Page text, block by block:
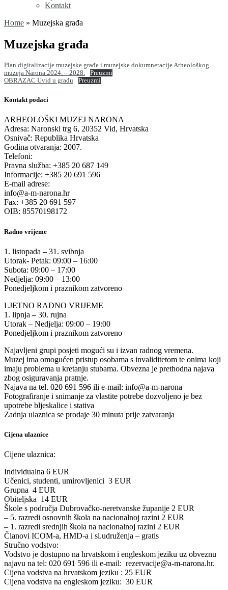
Kontakt
Home » Muzejska građa
Muzejska građa
Plan digitalizacije muzejske građe i muzejske dokumnetacije Arheološkog
muzeja Narona 2024. – 2028.
Preuzmi
OBRAZAC Uvid u građu
Preuzmi
Kontakt podaci
ARHEOLOŠKI MUZEJ NARONA
Adresa: Naronski trg 6, 20352 Vid, Hrvatska
Osnivač: Republika Hrvatska
Godina otvaranja: 2007.
Telefoni:
Pravna služba: +385 20 687 149
Informacije: +385 20 691 596
E-mail adrese:
info@a-m-narona.hr
Fax: +385 20 691 597
OIB: 85570198172
Radno vrijeme
1. listopada – 31. svibnja
Utorak- Petak: 09:00 – 16:00
Subota: 09:00 – 17:00
Nedjelja: 09:00 – 13:00
Ponedjeljkom i praznikom zatvoreno
LJETNO RADNO VRIJEME
1. lipnja – 30. rujna
Utorak – Nedjelja: 09:00 – 19:00
Ponedjeljkom i praznikom zatvoreno
Najavljeni grupi posjeti mogući su i izvan radnog vremena.
Muzej ima omogućen pristup osobama s invaliditetom te onima koji
imaju problema u kretanju stubama. Obvezna je prethodna najava
zbog osiguravanja pratnje.
Najava na tel. 020 691 596 ili e-mail: info@a-m-narona
Fotografiranje i snimanje za vlastite potrebe dozvoljeno je bez
upotrebe bljeskalice i stativa
Zadnja ulaznica se prodaje 30 minuta prije zatvaranja
Cijena ulaznice
Cijene ulaznica:
Individualna 6 EUR
Učenici, studenti, umirovljenici 3 EUR
Grupna 4 EUR
Obiteljska 14 EUR
Škole s područja Dubrovačko-neretvanske županije 2 EUR
– 5. razredi osnovnih škola na nacionalnoj razini 2 EUR
– 1. razredi srednjih škola na nacionalnoj razini 2 EUR
Članovi ICOM-a, HMD-a i sl.udruženja – gratis
Stručno vodstvo:
Vodstvo je dostupno na hrvatskom i engleskom jeziku uz obveznu
najavu na tel: 020 691 596 ili e-mail: rezervacije@a-m-narona.hr.
Cijena vodstva na hrvatskom jeziku : 25 EUR
Cijena vodstva na engleskom jeziku: 30 EUR